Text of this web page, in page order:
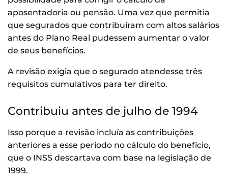
aposentadoria ou pensão. Uma vez que permitia
que segurados que contribuíram com altos salários
antes do Plano Real pudessem aumentar o valor
de seus benefícios.
A revisão exigia que o segurado atendesse três
requisitos cumulativos para ter direito.
Contribuiu antes de julho de 1994
Isso porque a revisão incluía as contribuições
anteriores a esse período no cálculo do benefício,
que o INSS descartava com base na legislação de
1999.